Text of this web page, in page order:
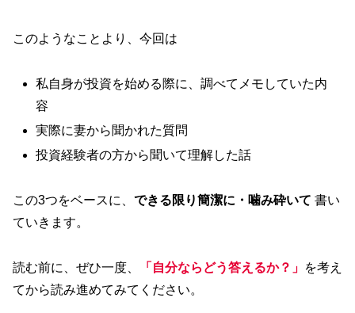
このようなことより、今回は
私自身が投資を始める際に、調べてメモしていた内
容
実際に妻から聞かれた質問
投資経験者の方から聞いて理解した話
この3つをベースに、 できる限り簡潔に・噛み砕いて 書い
ていきます。
読む前に、ぜひ一度、 「自分ならどう答えるか？」 を考え
てから読み進めてみてください。